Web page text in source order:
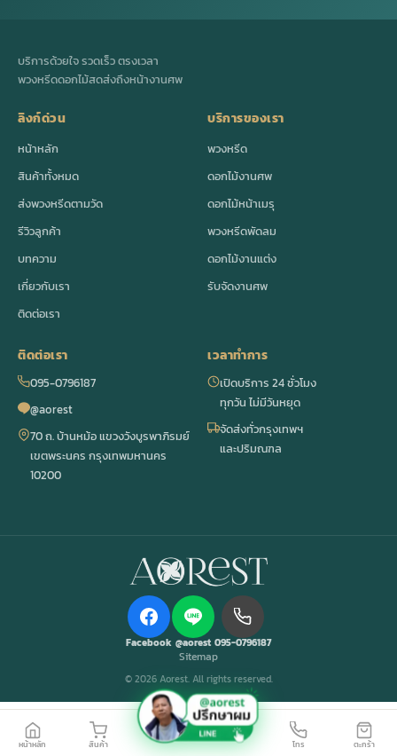
บริการด้วยใจ รวดเร็ว ตรงเวลา
พวงหรีดดอกไม้สดส่งถึงหน้างานศพ
ลิงก์ด่วน
หน้าหลัก
สินค้าทั้งหมด
ส่งพวงหรีดตามวัด
รีวิวลูกค้า
บทความ
เกี่ยวกับเรา
ติดต่อเรา
บริการของเรา
พวงหรีด
ดอกไม้งานศพ
ดอกไม้หน้าเมรุ
พวงหรีดพัดลม
ดอกไม้งานแต่ง
รับจัดงานศพ
ติดต่อเรา
095-0796187
@aorest
70 ถ. บ้านหม้อ แขวงวังบูรพาภิรมย์
เขตพระนคร กรุงเทพมหานคร
10200
เวลาทำการ
เปิดบริการ 24 ชั่วโมง
ทุกวัน ไม่มีวันหยุด
จัดส่งทั่วกรุงเทพฯ
และปริมณฑล
Facebook @aorest 095-0796187
Sitemap
© 2026 Aorest. All rights reserved.
หน้าหลัก สินค้า โทร ตะกร้า